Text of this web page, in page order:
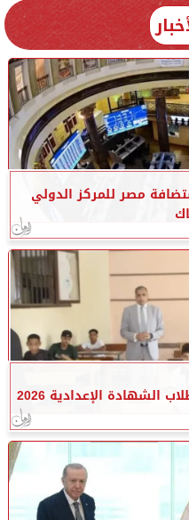
مصر للمركز الدولي
الشهادة الإعدادية 2026